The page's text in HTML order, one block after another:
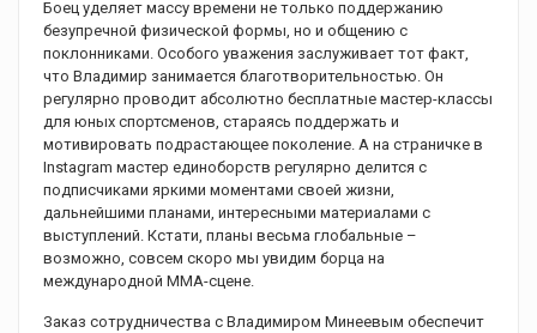
Боец уделяет массу времени не только поддержанию
безупречной физической формы, но и общению с
поклонниками. Особого уважения заслуживает тот факт,
что Владимир занимается благотворительностью. Он
регулярно проводит абсолютно бесплатные мастер-классы
для юных спортсменов, стараясь поддержать и
мотивировать подрастающее поколение. А на страничке в
Instagram мастер единоборств регулярно делится с
подписчиками яркими моментами своей жизни,
дальнейшими планами, интересными материалами с
выступлений. Кстати, планы весьма глобальные –
возможно, совсем скоро мы увидим борца на
международной ММА-сцене.
Заказ сотрудничества с Владимиром Минеевым обеспечит